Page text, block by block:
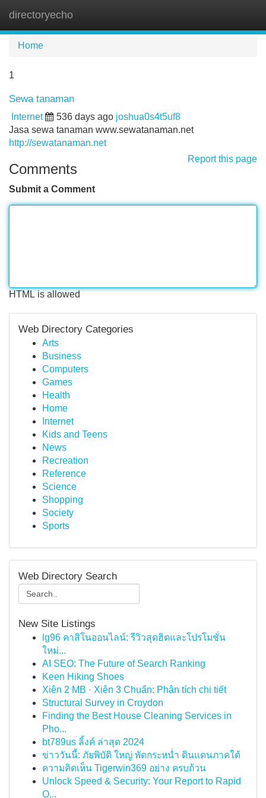
directoryecho
Home
1
Sewa tanaman
Internet 536 days ago joshua0s4t5uf8
Jasa sewa tanaman www.sewatanaman.net
http://sewatanaman.net
Report this page
Comments
Submit a Comment
HTML is allowed
Web Directory Categories
Arts
Business
Computers
Games
Health
Home
Internet
Kids and Teens
News
Recreation
Reference
Science
Shopping
Society
Sports
Web Directory Search
New Site Listings
lg96 คาสิโนออนไลน์: รีวิวสุดฮิตและโปรโมชั่น
ใหม่...
AI SEO: The Future of Search Ranking
Keen Hiking Shoes
Xiên 2 MB · Xiên 3 Chuẩn: Phân tích chi tiết
Structural Survey in Croydon
Finding the Best House Cleaning Services in
Pho...
bt789us ลิ้งค์ ล่าสุด 2024
ข่าววันนี้: ภัยพิบัติ ใหญ่ พัดกระหน่ำ ดินแดนภาคใต้
ความคิดเห็น Tigerwin369 อย่าง ครบถ้วน
Unlock Speed & Security: Your Report to Rapid
O...